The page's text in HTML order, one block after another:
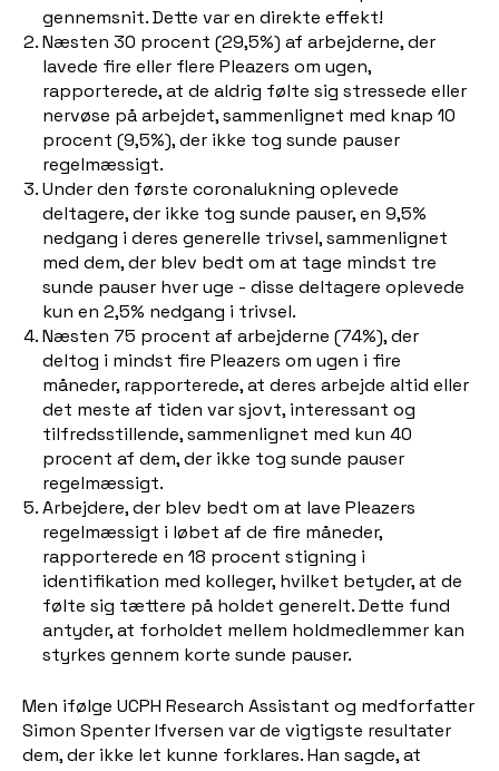
gennemsnit. Dette var en direkte effekt!
Næsten 30 procent (29,5%) af arbejderne, der
lavede fire eller flere Pleazers om ugen,
rapporterede, at de aldrig følte sig stressede eller
nervøse på arbejdet, sammenlignet med knap 10
procent (9,5%), der ikke tog sunde pauser
regelmæssigt.
Under den første coronalukning oplevede
deltagere, der ikke tog sunde pauser, en 9,5%
nedgang i deres generelle trivsel, sammenlignet
med dem, der blev bedt om at tage mindst tre
sunde pauser hver uge - disse deltagere oplevede
kun en 2,5% nedgang i trivsel.
Næsten 75 procent af arbejderne (74%), der
deltog i mindst fire Pleazers om ugen i fire
måneder, rapporterede, at deres arbejde altid eller
det meste af tiden var sjovt, interessant og
tilfredsstillende, sammenlignet med kun 40
procent af dem, der ikke tog sunde pauser
regelmæssigt.
Arbejdere, der blev bedt om at lave Pleazers
regelmæssigt i løbet af de fire måneder,
rapporterede en 18 procent stigning i
identifikation med kolleger, hvilket betyder, at de
følte sig tættere på holdet generelt. Dette fund
antyder, at forholdet mellem holdmedlemmer kan
styrkes gennem korte sunde pauser.
Men ifølge UCPH Research Assistant og medforfatter
Simon Spenter Ifversen var de vigtigste resultater
dem, der ikke let kunne forklares. Han sagde, at